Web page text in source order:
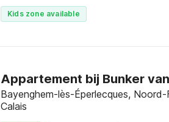
Kids zone available
Appartement bij Bunker
Bayenghem-lès-Éperlecques,
Calais